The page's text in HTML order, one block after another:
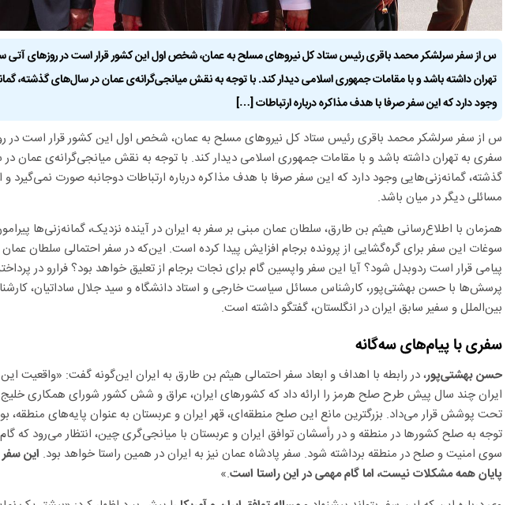
س از سفر سرلشکر محمد باقری رئیس ستاد کل نیرو‌های مسلح به عمان، شخص اول این کشور قرار است در روز‌های آتی
تهران داشته باشد و با مقامات جمهوری اسلامی دیدار کند. با توجه به نقش میانجی‌گرانه‌ی عمان در سال‌های گذشته،
وجود دارد که این سفر صرفا با هدف مذاکره درباره ارتباطات […]
س از سفر سرلشکر محمد باقری رئیس ستاد کل نیرو‌های مسلح به عمان، شخص اول این کشور قرار است در
سفری به تهران داشته باشد و با مقامات جمهوری اسلامی دیدار کند. با توجه به نقش میانجی‌گرانه‌ی عمان
گذشته، گمانه‌زنی‌هایی وجود دارد که این سفر صرفا با هدف مذاکره درباره ارتباطات دوجانبه صورت نمی‌گیرد و
مسائلی دیگر در میان باشد.
همزمان با اطلاع‌رسانی هیثم بن طارق، سلطان عمان مبنی بر سفر به ایران در آینده نزدیک، گمانه‌زنی‌ها
سوغات این سفر برای گره‌گشایی از پرونده برجام افزایش پیدا کرده است. این‌که در سفر احتمالی سلطان عمان
پیامی قرار است ردوبدل شود؟ آیا این سفر واپسین گام برای نجات برجام از تعلیق خواهد بود؟ فرارو در
پرسش‌ها با حسن بهشتی‌پور، کارشناس مسائل سیاست خارجی و استاد دانشگاه و سید جلال ساداتیان،
بین‌الملل و سفیر سابق ایران در انگلستان، گفتگو داشته است.
سفری با پیام‌های سه‌گانه‌
حسن بهشتی‌پور، در رابطه با اهداف و ابعاد سفر احتمالی هیثم بن طارق به ایران این‌گونه گفت: «واقعیت
ایران چند سال پیش طرح صلح هرمز را ارائه داد که کشور‌های ایران، عراق و شش کشور شورای همکاری
تحت پوشش قرار می‌داد. بزرگترین مانع این صلح منطقه‌ای، قهر ایران و عربستان به عنوان پایه‌های منطقه،
توجه به صلح کشور‌ها در منطقه و در رأسشان توافق ایران و عربستان با میانجی‌گری چین، انتظار می‌رود که
سوی امنیت و صلح در منطقه برداشته شود. سفر پادشاه عمان نیز به ایران در همین راستا خواهد بود. این
پایان همه مشکلات نیست، اما گام مهمی در این راستا است.»